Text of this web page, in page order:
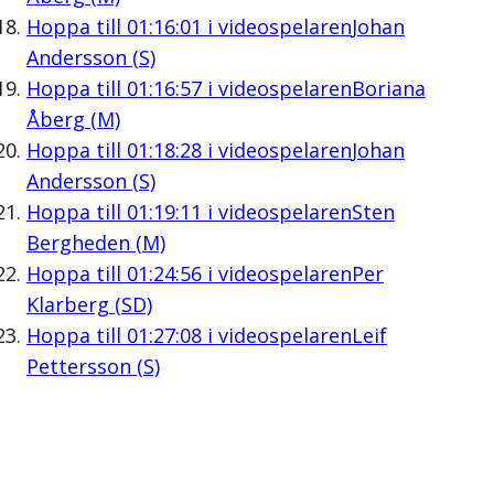
Hoppa till 01:16:01 i videospelarenJohan
Andersson (S)
Hoppa till 01:16:57i videospelarenBoriana
Åberg (M)
Hoppa till 01:18:28i videospelarenJohan
Andersson (S)
Hoppa till 01:19:11 i videospelarenSten
Bergheden (M)
Hoppa till 01:24:56i videospelarenPer
Klarberg (SD)
Hoppa till 01:27:08i videospelarenLeif
Pettersson (S)